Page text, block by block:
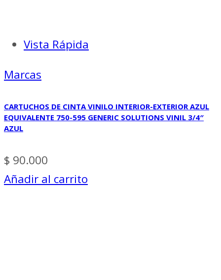
Vista Rápida
Marcas
CARTUCHOS DE CINTA VINILO INTERIOR-EXTERIOR AZUL
EQUIVALENTE 750-595 GENERIC SOLUTIONS VINIL 3/4″
AZUL
$ 90.000
Añadir al carrito